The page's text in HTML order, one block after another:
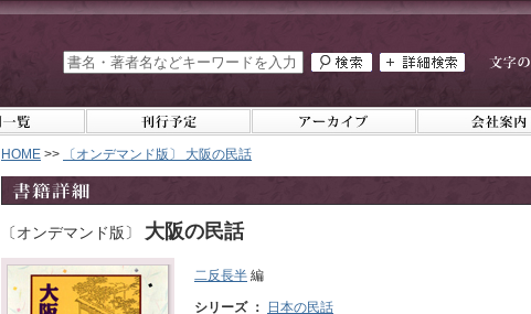
HOME >> 〔オンデマンド版〕 大阪の民話
〔オンデマンド版〕 大阪の民話
二反長半 編
シリーズ ： 日本の民話